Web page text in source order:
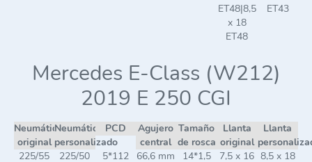
ET48|8,5
x 18
ET48
ET43
Mercedes E-Class (W212)
2019 E 250 CGI
Neumático
original
Neumático
personalizado
PCD
Agujero
central
Tamaño
de rosca
Llanta
original
Llanta
225/55
225/50
5*112 66,6 mm 14*1,5
7,5 x 16 8,5 x 18